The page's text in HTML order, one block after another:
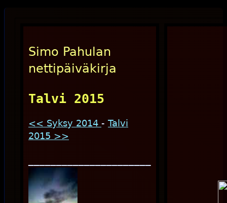
Simo Pahulan
nettipäiväkirja
Talvi 2015
<< Syksy 2014 - Talvi
2015 >>